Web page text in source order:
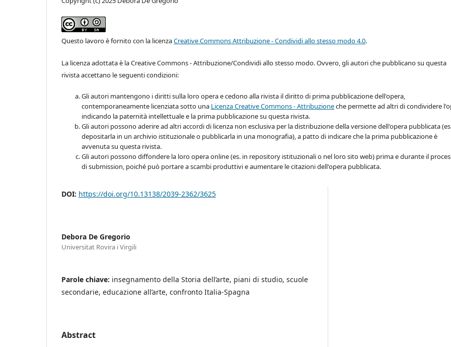
Questo lavoro è fornito con la licenzaCreative Commons Attribuzione - Condividi allo stesso modo 4.0.
La licenza adottata è la Creative Commons - Attribuzione/Condividi allo stesso modo. Ovvero, gli autori che pubblicano su questa
rivista accettano le seguenti condizioni:
Gli autori mantengono i diritti sulla loro opera e cedono alla rivista il diritto di prima pubblicazione dell'opera,
contemporaneamente licenziata sotto una Licenza Creative Commons - Attribuzioneche permette ad altri di condividere
indicando la paternità intellettuale e la prima pubblicazione su questa rivista.
Gli autori possono aderire ad altri accordi di licenza non esclusiva per la distribuzione della versione dell'opera pubblicata
depositarla in un archivio istituzionale o pubblicarla in una monografia), a patto di indicare che la prima pubblicazione è
avvenuta su questa rivista.
Gli autori possono diffondere la loro opera online (es. in repository istituzionali o nel loro sito web) prima e durante il
di submission, poiché può portare a scambi produttivi e aumentare le citazioni dell'opera pubblicata.
DOI: https://doi.org/10.13138/2039-2362/3625
Debora De Gregorio
Universitat Rovira i Virgili
Parole chiave: insegnamento della Storia dell’arte, piani di studio, scuole
secondarie, educazione all’arte, confronto Italia-Spagna
Abstract